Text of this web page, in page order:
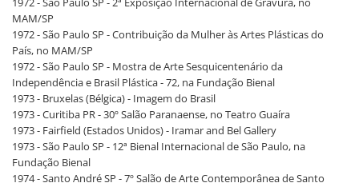
MAM/SP
1972 - São Paulo SP - Contribuição da Mulher às Artes Plásticas do
País, no MAM/SP
1972 - São Paulo SP - Mostra de Arte Sesquicentenário da
Independência e Brasil Plástica - 72, na Fundação Bienal
1973 - Bruxelas (Bélgica) - Imagem do Brasil
1973 - Curitiba PR - 30º Salão Paranaense, no Teatro Guaíra
1973 - Fairfield (Estados Unidos) - Iramar and Bel Gallery
1973 - São Paulo SP - 12ª Bienal Internacional de São Paulo, na
Fundação Bienal
1974 - Santo André SP - 7º Salão de Arte Contemporânea de Santo